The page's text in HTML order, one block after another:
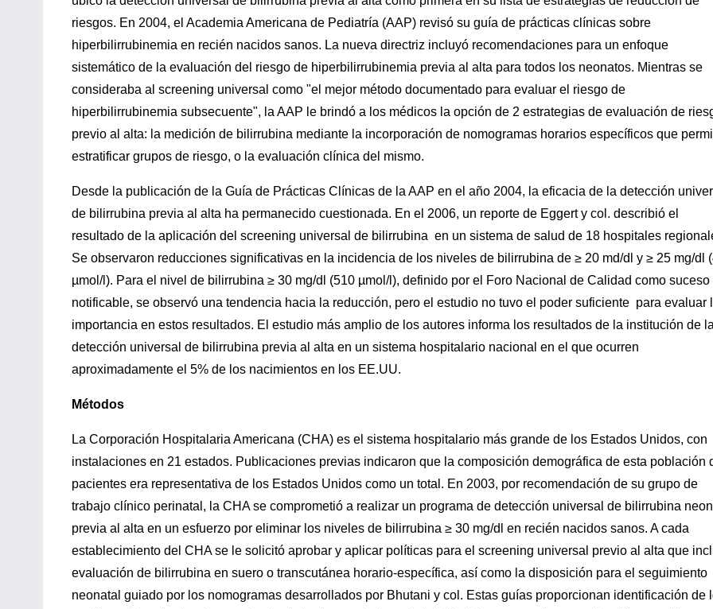
riesgos. En 2004, el Academia Americana de Pediatría (AAP) revisó su guía de prácticas clínicas sobre
hiperbilirrubinemia en recién nacidos sanos. La nueva directriz incluyó recomendaciones para un enfoque
sistemático de la evaluación del riesgo de hiperbilirrubinemia previa al alta para todos los neonatos. Mientras se
consideraba al screening universal como "el mejor método documentado para evaluar el riesgo de
hiperbilirrubinemia subsecuente", la AAP le brindó a los médicos la opción de 2 estrategias de evaluación de
previo al alta: la medición de bilirrubina mediante la incorporación de nomogramas horarios específicos que
estratificar grupos de riesgo, o la evaluación clínica del mismo.
Desde la publicación de la Guía de Prácticas Clínicas de la AAP en el año 2004, la eficacia de la detección
de bilirrubina previa al alta ha permanecido cuestionada. En el 2006, un reporte de Eggert y col. describió el
resultado de la aplicación del screening universal de bilirrubina en un sistema de salud de 18 hospitales
Se observaron reducciones significativas en la incidencia de los niveles de bilirrubina de ≥ 20 md/dl y ≥ 25 mg/dl
µmol/l). Para el nivel de bilirrubina ≥ 30 mg/dl (510 µmol/l), definido por el Foro Nacional de Calidad como suceso
notificable, se observó una tendencia hacia la reducción, pero el estudio no tuvo el poder suficiente para evaluar
importancia en estos resultados. El estudio más amplio de los autores informa los resultados de la institución de la
detección universal de bilirrubina previa al alta en un sistema hospitalario nacional en el que ocurren
aproximadamente el 5% de los nacimientos en los EE.UU.
Métodos
La Corporación Hospitalaria Americana (CHA) es el sistema hospitalario más grande de los Estados Unidos, con
instalaciones en 21 estados. Publicaciones previas indicaron que la composición demográfica de esta población
pacientes era representativa de los Estados Unidos como un total. En 2003, por recomendación de su grupo de
trabajo clínico perinatal, la CHA se comprometió a realizar un programa de detección universal de bilirrubina
previa al alta en un esfuerzo por eliminar los niveles de bilirrubina ≥ 30 mg/dl en recién nacidos sanos. A cada
establecimiento del CHA se le solicitó aprobar y aplicar políticas para el screening universal previo al alta que
evaluación de bilirrubina en suero o transcutánea horario-específica, así como la disposición para el seguimiento
neonatal guiado por los nomogramas desarrollados por Bhutani y col. Estas guías proporcionan identificación de